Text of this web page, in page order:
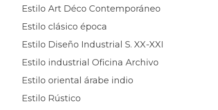
Estilo Art Déco Contemporáneo
Estilo clásico época
Estilo Diseño Industrial S. XX-XXI
Estilo industrial Oficina Archivo
Estilo oriental árabe indio
Estilo Rústico